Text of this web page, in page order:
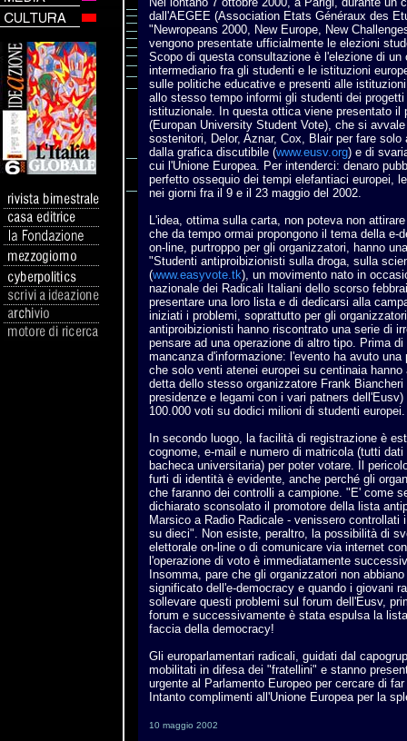
dall'AEGEE (Association Etats Généraux des
"Newropeans 2000, New Europe, New
vengono presentate ufficialmente le elezioni
Scopo di questa consultazione è l'elezione di un
intermediario fra gli studenti e le istituzioni
sulle politiche educative e presenti alle
allo stesso tempo informi gli studenti dei
istituzionale. In questa ottica viene presentato il
(Europan University Student Vote), che si
sostenitori, Delor, Aznar, Cox, Blair per fare
dalla grafica discutibile (www.eusv.org) e di
cui l'Unione Europea. Per intenderci: denaro
perfetto ossequio dei tempi elefantiaci europei,
nei giorni fra il 9 e il 23 maggio del 2002.
L'idea, ottima sulla carta, non poteva non
che da tempo ormai propongono il tema della e-
on-line, purtroppo per gli organizzatori, hanno
"Studenti antiproibizionisti sulla droga, sulla
(www.easyvote.tk), un movimento nato in
nazionale dei Radicali Italiani dello scorso
presentare una loro lista e di dedicarsi alla
iniziati i problemi, soprattutto per gli
antiproibizionisti hanno riscontrato una serie di
pensare ad una operazione di altro tipo. Prima
mancanza d'informazione: l'evento ha avuto
che solo venti atenei europei su centinaia
detta dello stesso organizzatore Frank
presidenze e legami con i vari patners
100.000 voti su dodici milioni di studenti europei.
In secondo luogo, la facilità di registrazione è
cognome, e-mail e numero di matricola (tutti
bacheca universitaria) per poter votare. Il
furti di identità è evidente, anche perché gli
che faranno dei controlli a campione. "E' come
dichiarato sconsolato il promotore della lista
Marsico a Radio Radicale - venissero controllati
su dieci". Non esiste, peraltro, la possibilità di
elettorale on-line o di comunicare via internet
l'operazione di voto è immediatamente
Insomma, pare che gli organizzatori non
significato dell'e-democracy e quando i giovani
sollevare questi problemi sul forum dell'Eusv,
forum e successivamente è stata espulsa la
faccia della democracy!
Gli europarlamentari radicali, guidati dal
mobilitati in difesa dei "fratellini" e stanno
urgente al Parlamento Europeo per cercare di
Intanto complimenti all'Unione Europea per la
10 maggio 2002